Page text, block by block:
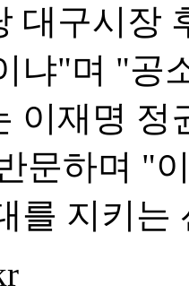
대구시장
냐"며 "공
이재명
문하며 "
를 지키는